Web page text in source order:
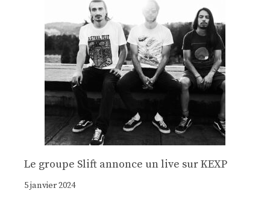
Le groupe Slift annonce un live sur KEXP
5 janvier 2024